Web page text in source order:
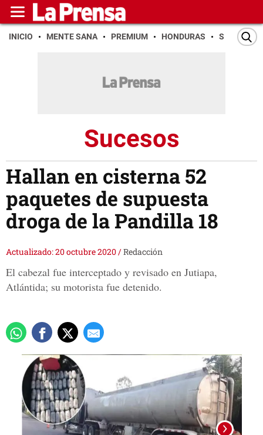
INICIO MENTE SANA PREMIUM HONDURAS SAN PEDRO
Sucesos
Hallan en cisterna 52
paquetes de supuesta
droga de la Pandilla 18
Actualizado: 20 octubre 2020/Redacción
El cabezal fue interceptado y revisado en Jutiapa,
Atlántida; su motorista fue detenido.